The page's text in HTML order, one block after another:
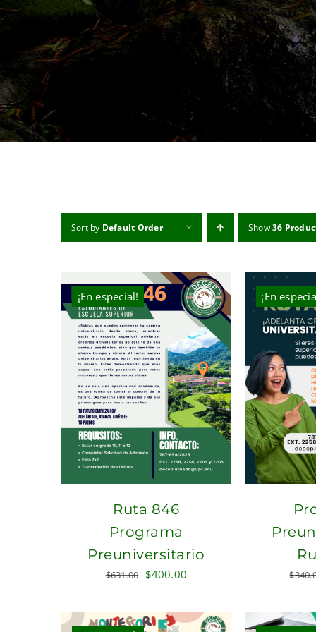
Sort by Default Order Show36
¡En especial!
Ruta 846
Programa
Preuniversitario
$631.00 Original
was:
$631.00.
$400.00
is:
$400.00.
¡En
$